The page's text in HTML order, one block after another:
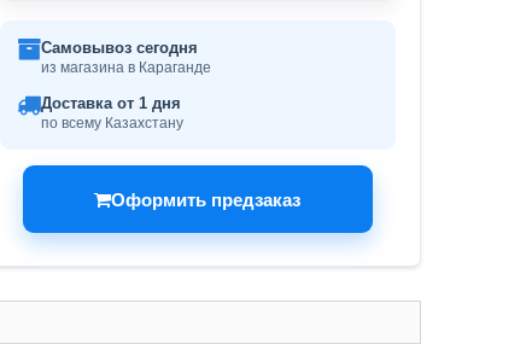
Самовывоз сегодня
из магазина в Караганде
Доставка от 1 дня
по всему Казахстану
Оформить предзаказ